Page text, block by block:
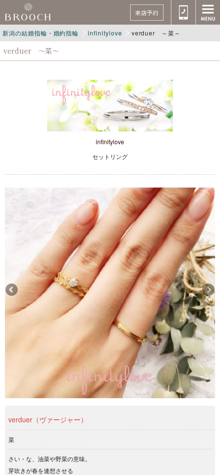
来店予約
新潟の結婚指輪・婚約指輪 infinitylove verduer ～菜～
verduer ～菜～
infinitylove
セットリング
verduer（ヴァージャー）
菜
さい・な、油菜や野菜の意味。
芽吹きが春を連想させる